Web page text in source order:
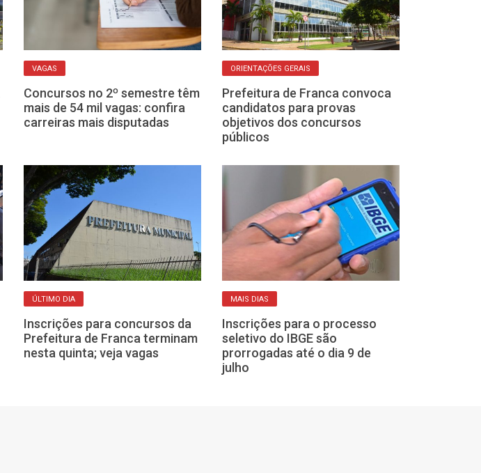
VAGAS
Concursos no 2º semestre têm
mais de 54 mil vagas: confira
carreiras mais disputadas
ORIENTAÇÕES GERAIS
Prefeitura de Franca convoca
candidatos para provas
objetivos dos concursos
públicos
ÚLTIMO DIA
Inscrições para concursos da
Prefeitura de Franca terminam
nesta quinta; veja vagas
MAIS DIAS
Inscrições para o processo
seletivo do IBGE são
prorrogadas até o dia 9 de
julho